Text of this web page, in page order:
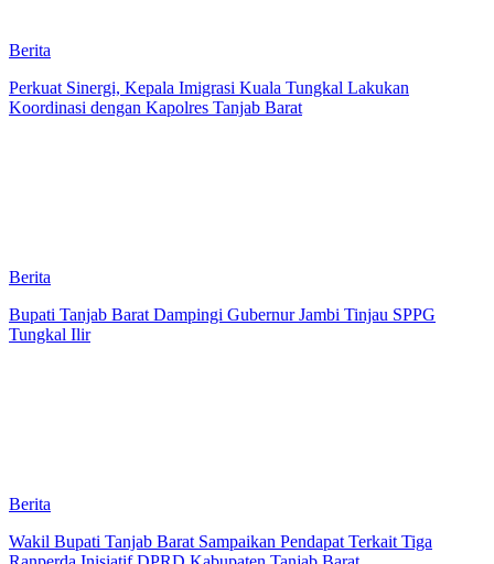
Berita
Perkuat Sinergi, Kepala Imigrasi Kuala Tungkal Lakukan
Koordinasi dengan Kapolres Tanjab Barat
Berita
Bupati Tanjab Barat Dampingi Gubernur Jambi Tinjau SPPG
Tungkal Ilir
Berita
Wakil Bupati Tanjab Barat Sampaikan Pendapat Terkait Tiga